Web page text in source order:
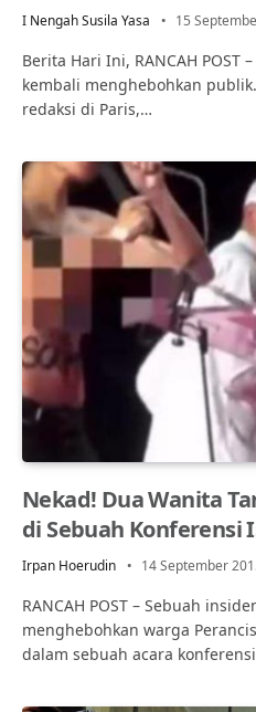
I Nengah Susila Yasa 15
Berita Hari Ini, RANCAH POST
kembali menghebohkan
redaksi di Paris,…
Nekad! Dua Wanita
di Sebuah Konferensi
Irpan Hoerudin 14 September
RANCAH POST – Sebuah
menghebohkan warga
dalam sebuah acara